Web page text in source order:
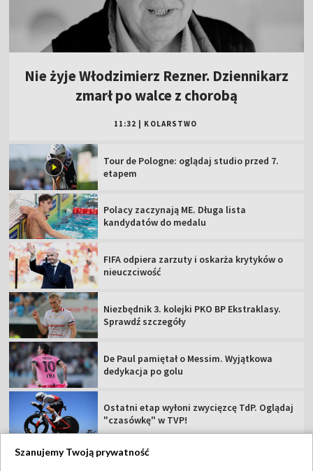
Nie żyje Włodzimierz Rezner. Dziennikarz
zmarł po walce z chorobą
11:32 | KOLARSTWO
Tour de Pologne: oglądaj studio przed 7.
etapem
Polacy zaczynają ME. Długa lista
kandydatów do medalu
FIFA odpiera zarzuty i oskarża krytyków o
nieuczciwość
Niezbędnik 3. kolejki PKO BP Ekstraklasy.
Sprawdź szczegóły
De Paul pamiętał o Messim. Wyjątkowa
dedykacja po golu
Ostatni etap wyłoni zwycięzcę TdP. Oglądaj
"czasówkę" w TVP!
Szanujemy Twoją prywatność